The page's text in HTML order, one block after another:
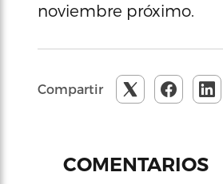
noviembre próximo.
Compartir
COMENTARIOS